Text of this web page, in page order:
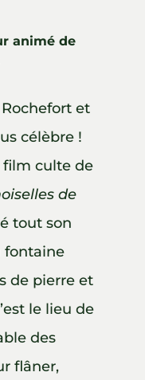
animé de
et
célèbre !
culte de
de
tout son
fontaine
de pierre et
le lieu de
des
flâner,